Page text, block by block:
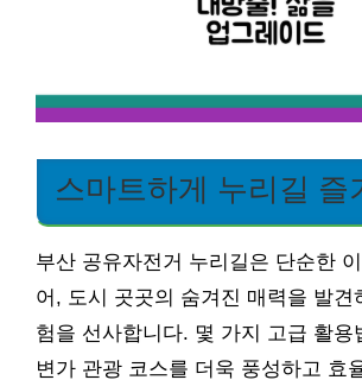
스마트하게 누리길 즐
부산 공유자전거 누리길은 단순한
어, 도시 곳곳의 숨겨진 매력을 발견
험을 선사합니다. 몇 가지 고급 활용
변가 관광 코스를 더욱 풍성하고 효